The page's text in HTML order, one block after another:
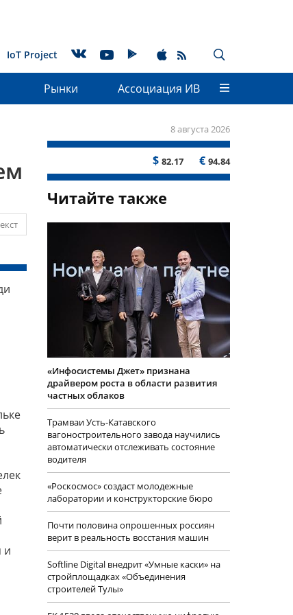
IoT Project
Рынки Ассоциация ИВ
8 августа 2026
$ 82.17 € 94.84
и
Читайте также
«Инфосистемы Джет» признана
драйвером роста в области развития
частных облаков
Трамваи Усть-Катавского
вагоностроительного завода научились
автоматически отслеживать состояние
водителя
«Роскосмос» создаст молодежные
лаборатории и конструкторские бюро
Почти половина опрошенных россиян
верит в реальность восстания машин
Softline Digital внедрит «Умные каски» на
стройплощадках «Объединения
строителей Тулы»